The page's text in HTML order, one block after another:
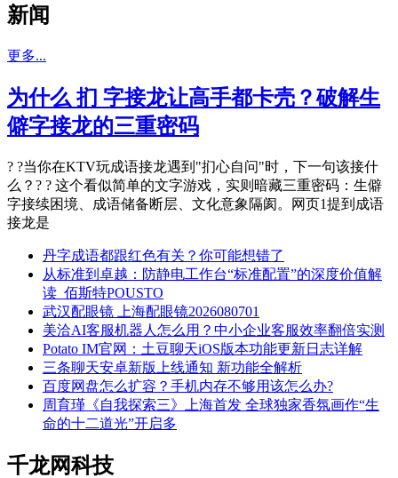
新闻
更多...
为什么 扪 字接龙让高手都卡壳？破解生
僻字接龙的三重密码
? ?当你在KTV玩成语接龙遇到"扪心自问"时，下一句该接什
么？? ? 这个看似简单的文字游戏，实则暗藏三重密码：生僻
字接续困境、成语储备断层、文化意象隔阂。网页1提到成语
接龙是
丹字成语都跟红色有关？你可能想错了
从标准到卓越：防静电工作台“标准配置”的深度价值解
读_佰斯特POUSTO
武汉配眼镜 上海配眼镜2026080701
美洽AI客服机器人怎么用？中小企业客服效率翻倍实测
Potato IM官网：土豆聊天iOS版本功能更新日志详解
三条聊天安卓新版上线通知 新功能全解析
百度网盘怎么扩容？手机内存不够用该怎么办?
周育瑾《自我探索三》上海首发 全球独家香氛画作“生
命的十二道光”开启多
千龙网科技